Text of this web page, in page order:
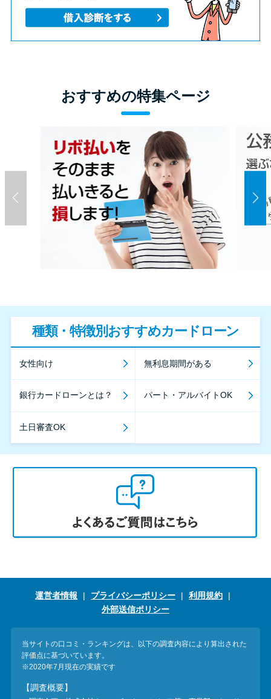
おすすめの特集ページ
種類・特徴別おすすめカードローン
女性向け 無利息期間がある
銀行カードローンとは？ パート・アルバイトOK
土日審査OK
運営者情報 プライバシーポリシー
利用規約
外部送信ポリシー
当サイトの口コミ・ランキングは、以下の調査内容により算出された
評価点に基づいています。
※2020年7月現在の実績です
【調査概要】